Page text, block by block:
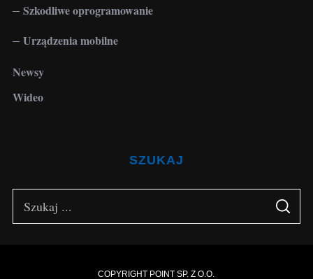
Szkodliwe oprogramowanie
Urządzenia mobilne
Newsy
Wideo
SZUKAJ
S
A
COPYRIGHT POINT SP. Z O.O.